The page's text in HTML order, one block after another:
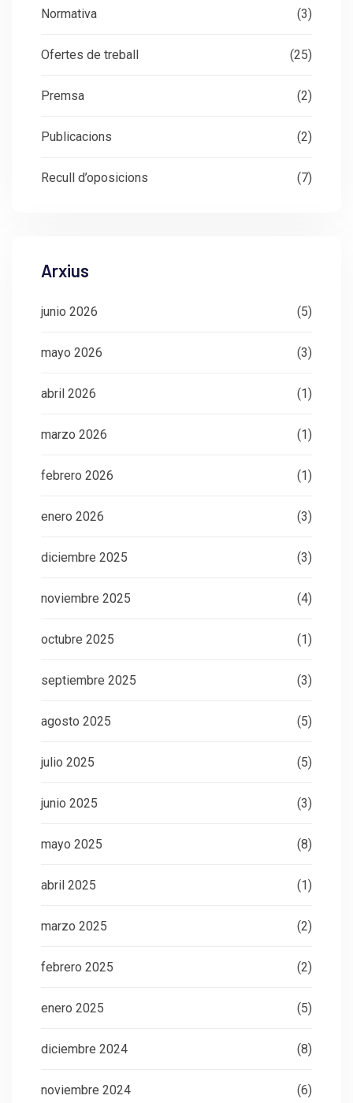
Normativa (3)
Ofertes de treball (25)
Premsa (2)
Publicacions (2)
Recull d’oposicions (7)
Arxius
junio 2026 (5)
mayo 2026 (3)
abril 2026 (1)
marzo 2026 (1)
febrero 2026 (1)
enero 2026 (3)
diciembre 2025 (3)
noviembre 2025 (4)
octubre 2025 (1)
septiembre 2025 (3)
agosto 2025 (5)
julio 2025 (5)
junio 2025 (3)
mayo 2025 (8)
abril 2025 (1)
marzo 2025 (2)
febrero 2025 (2)
enero 2025 (5)
diciembre 2024 (8)
noviembre 2024 (6)